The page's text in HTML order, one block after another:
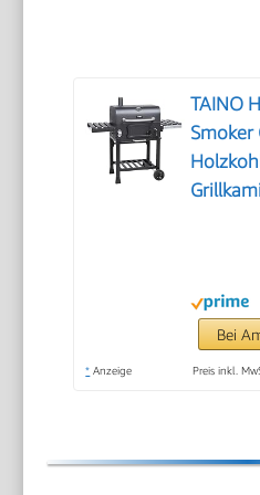
TAINO
Smoker
Bei
* Anzeige Preis inkl.